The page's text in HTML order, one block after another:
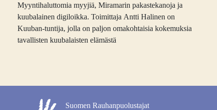
Myyntihaluttomia myyjiä, Miramarin pakastekanoja ja
kuubalainen digiloikka. Toimittaja Antti Halinen on
Kuuban-tuntija, jolla on paljon omakohtaisia kokemuksia
tavallisten kuubalaisten elämästä
Suomen Rauhanpuolustajat